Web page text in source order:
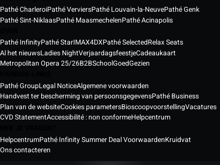
Pathé CharleroiPathé VerviersPathé Louvain-la-NeuvePathé Genk
Pathé Sint-NiklaasPathé MaasmechelenPathé Acinapolis
Pathé InfinityPathé StarIMAX4DXPathé SelectedRelax Seats
Al het nieuwsLadies NightVerjaardagsfeestjeCadeaukaart
Metropolitan Opera 25/26B2BSchoolGoedGezien
Pathé GroupLegal NoticeAlgemene voorwaarden
Handvest ter bescherming van persoonsgegevensPathé Business
Plan van de websiteCookies parametersBioscoopvoorstellingVacatures
CVD StatementAccessibilité : non conformeHelpcentrum
HelpcentrumPathé Infinity Summer Deal VoorwaardenKruidvat
Ons contacteren